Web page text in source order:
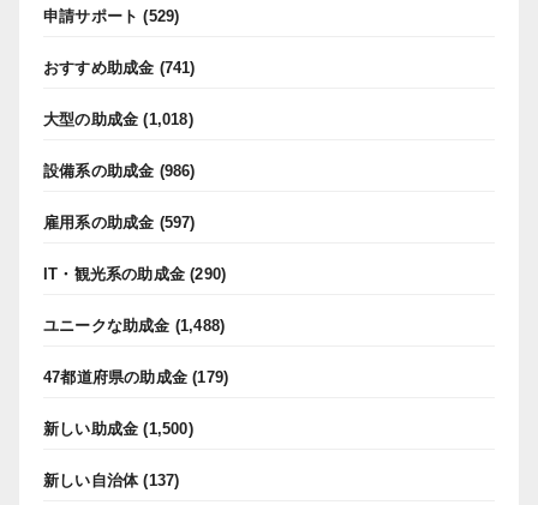
申請サポート (529)
おすすめ助成金 (741)
大型の助成金 (1,018)
設備系の助成金 (986)
雇用系の助成金 (597)
IT・観光系の助成金 (290)
ユニークな助成金 (1,488)
47都道府県の助成金 (179)
新しい助成金 (1,500)
新しい自治体(137)